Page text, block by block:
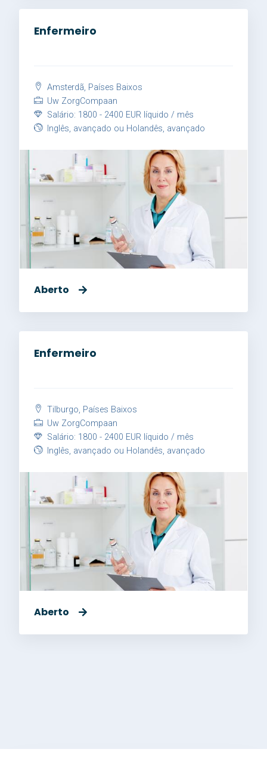
Enfermeiro
Amsterdã, Países Baixos
Uw ZorgCompaan
Salário: 1800 - 2400 EUR líquido / mês
Inglês, avançado ou Holandês, avançado
Aberto
Enfermeiro
Tilburgo, Países Baixos
Uw ZorgCompaan
Salário: 1800 - 2400 EUR líquido / mês
Inglês, avançado ou Holandês, avançado
Aberto